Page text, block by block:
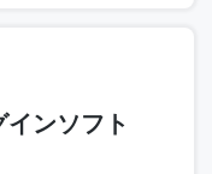
ンソフト